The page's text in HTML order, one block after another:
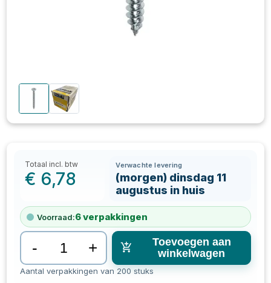
Totaal incl. btw
€ 6,78
Verwachte levering
(morgen) dinsdag 11
augustus in huis
Voorraad:6verpakkingen
- +
Toevoegen aan
winkelwagen
Aantal verpakkingen van 200 stuks